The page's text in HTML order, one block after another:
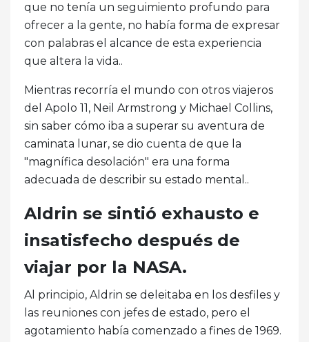
que no tenía un seguimiento profundo para
ofrecer a la gente, no había forma de expresar
con palabras el alcance de esta experiencia
que altera la vida..
Mientras recorría el mundo con otros viajeros
del Apolo 11, Neil Armstrong y Michael Collins,
sin saber cómo iba a superar su aventura de
caminata lunar, se dio cuenta de que la
"magnífica desolación" era una forma
adecuada de describir su estado mental..
Aldrin se sintió exhausto e
insatisfecho después de
viajar por la NASA.
Al principio, Aldrin se deleitaba en los desfiles y
las reuniones con jefes de estado, pero el
agotamiento había comenzado a fines de 1969.